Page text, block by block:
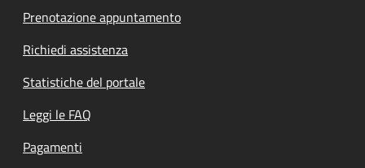
Prenotazione appuntamento
Richiedi assistenza
Statistiche del portale
Leggi le FAQ
Pagamenti